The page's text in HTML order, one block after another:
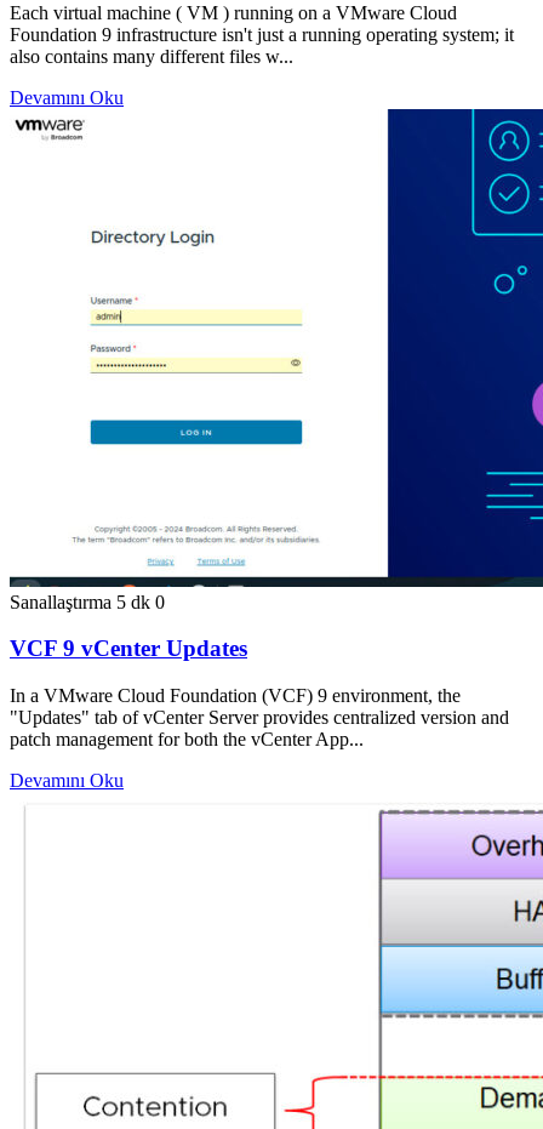
Each virtual machine ( VM ) running on a VMware Cloud
Foundation 9 infrastructure isn't just a running operating system; it
also contains many different files w...
Devamını Oku
Sanallaştırma 5 dk 0
VCF 9 vCenter Updates
In a VMware Cloud Foundation (VCF) 9 environment, the
"Updates" tab of vCenter Server provides centralized version and
patch management for both the vCenter App...
Devamını Oku